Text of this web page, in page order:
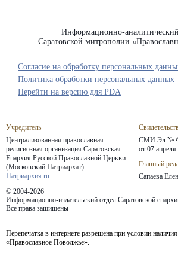
Информационно-
Саратовской митрополии
Учредитель
Централизованная православная
религиозная организация Саратовская
Епархия Русской Православной Церкви
(Московский Патриархат)
Патриархия.ru
СМИ Эл №
от 07
Главный
Сапаева
© 2004-2026
Информационно-издательский отдел Саратовской
Все права защищены
Согласие на обработку персональных
Политика обработки персональных данных
Перепечатка в интернете разрешена при условии
«Православное Поволжье».
Перейти на версию для PDA